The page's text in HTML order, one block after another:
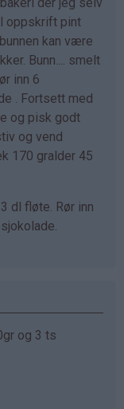
oppskrift pint
kan være
Bunn.... smelt
inn 6
. Fortsett med
og pisk godt
og vend
170 gralder 45
dl fløte. Rør inn
og 3 ts